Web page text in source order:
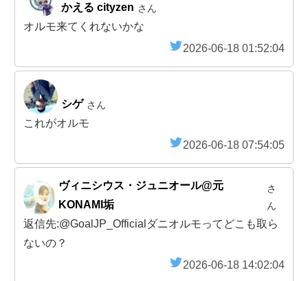
かえる cityzen さん
オルモ来てくれないかな
2026-06-18 01:52:04
シゲ さん
これがオルモ
2026-06-18 07:54:05
ヴィニシウス・ジュニオール@元
KONAMI垢
さ
ん
返信先:@GoalJP_Officialダニオルモってどこも取ら
ないの？
2026-06-18 14:02:04